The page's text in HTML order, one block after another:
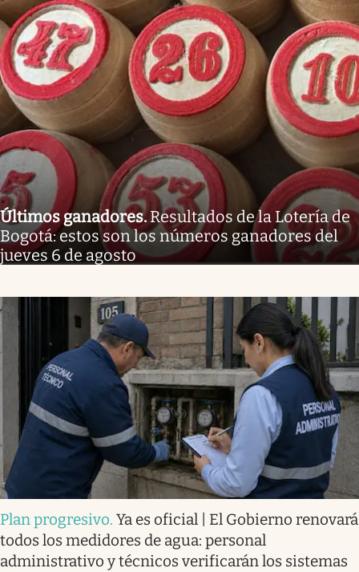
Últimos ganadores. Resultados de la Lotería de
Bogotá: estos son los números ganadores del
jueves 6 de agosto
Plan progresivo. Ya es oficial | El Gobierno renovará
todos los medidores de agua: personal
administrativo y técnicos verificarán los sistemas